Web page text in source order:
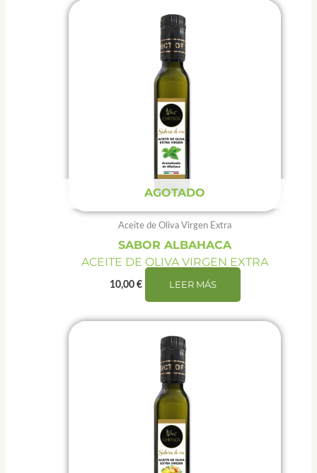
AGOTADO
Aceite de Oliva Virgen Extra
SABOR ALBAHACA
ACEITE DE OLIVA VIRGEN EXTRA
10,00 € LEER MÁS